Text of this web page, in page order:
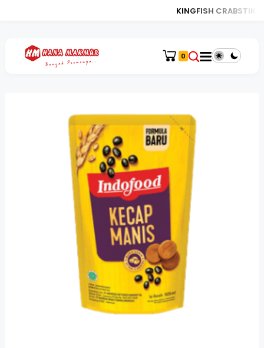
KINGFISH CRABSTIK 450
0